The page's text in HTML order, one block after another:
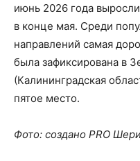
июнь 2026 года
в конце мая. Среди
направлений самая
была зафиксирована в
(Калининградская
пятое место.
Фото: создано PRO